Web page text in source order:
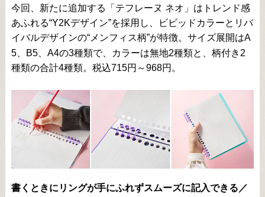
今回、新たに追加する「テフレーヌ ネオ」はトレンド感
あふれる“Y2Kデザイン”を採用し、ビビッドカラーとリバ
イバルデザインの“メンフィス柄”が特徴。サイズ展開はA
5、B5、A4の3種類で、カラーは無地2種類と、柄付き2
種類の合計4種類。税込715円～968円。
書くときにリングが手にふれずスムーズに記入できる／